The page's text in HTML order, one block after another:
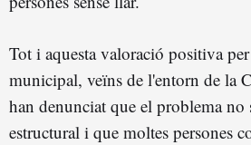
Tot i aquesta valoració positiva
municipal, veïns de l'entorn de la
han denunciat que el problema no
estructural i que moltes persones